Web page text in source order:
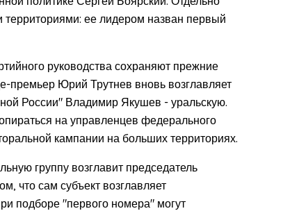
ее лидером назван первый
руководства сохраняют прежние
премьер Юрий Трутнев вновь возглавляет
России" Владимир Якушев - уральскую.
на управленцев федерального
кампании на больших территориях.
группу возглавит председатель
что сам субъект возглавляет
подборе "первого номера" могут